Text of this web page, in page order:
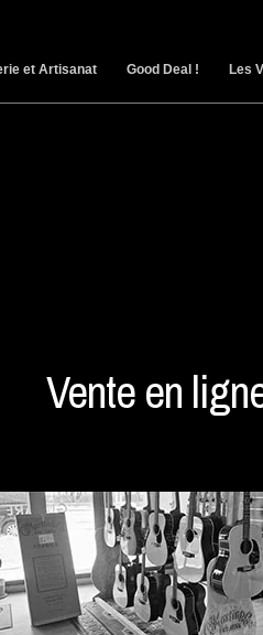
et Artisanat Good Deal ! Les
Vente en